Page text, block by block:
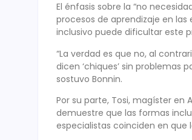
El énfasis sobre la “no
procesos de aprendizaje en
inclusivo puede dificultar este
“La verdad es que no, al
dicen ‘chiques’ sin problemas
sostuvo Bonnin.
Por su parte, Tosi, magíster en
demuestre que las formas
especialistas coinciden en que